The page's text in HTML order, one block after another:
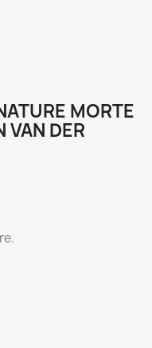
MORTE
VAN DER